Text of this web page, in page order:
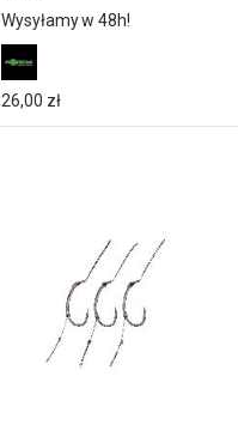
Wysyłamy w 48h!
26,00 zł